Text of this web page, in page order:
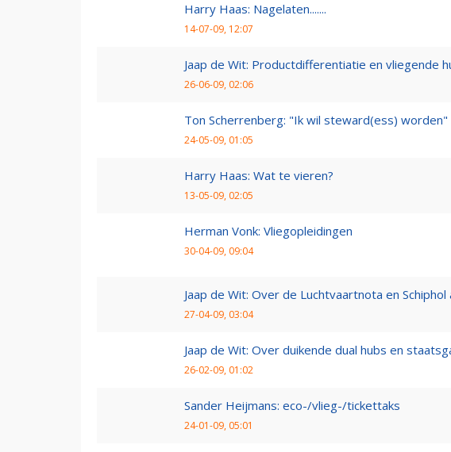
Harry Haas: Nagelaten.......
14-07-09, 12:07
Jaap de Wit: Productdifferentiatie en vliegende
26-06-09, 02:06
Ton Scherrenberg: "Ik wil steward(ess) worden"
24-05-09, 01:05
Harry Haas: Wat te vieren?
13-05-09, 02:05
Herman Vonk: Vliegopleidingen
30-04-09, 09:04
Jaap de Wit: Over de Luchtvaartnota en
27-04-09, 03:04
Jaap de Wit: Over duikende dual hubs en
26-02-09, 01:02
Sander Heijmans: eco-/vlieg-/tickettaks
24-01-09, 05:01